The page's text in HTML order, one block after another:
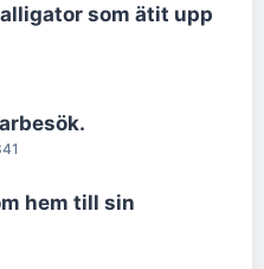
som ätit upp
hem till sin